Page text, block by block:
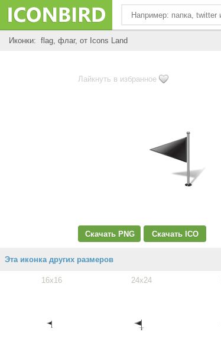
Иконки: flag, флаг, от Icons Land
Лайкнуть в избранное
Скачать PNG Скачать ICO
Эта иконка других размеров
16x16 24x24